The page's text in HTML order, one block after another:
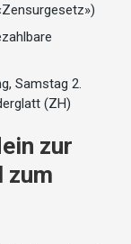
Samstag 2.
(ZH)
zur
zum